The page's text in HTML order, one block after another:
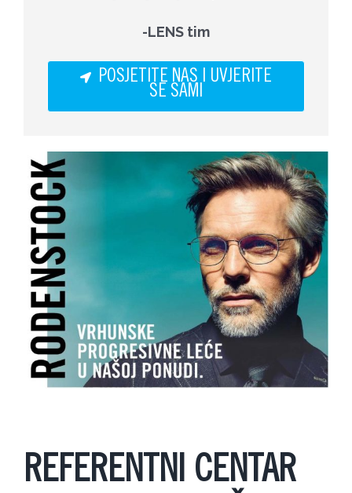
-LENS tim
POSJETITE NAS I UVJERITE
SE SAMI
REFERENTNI CENTAR